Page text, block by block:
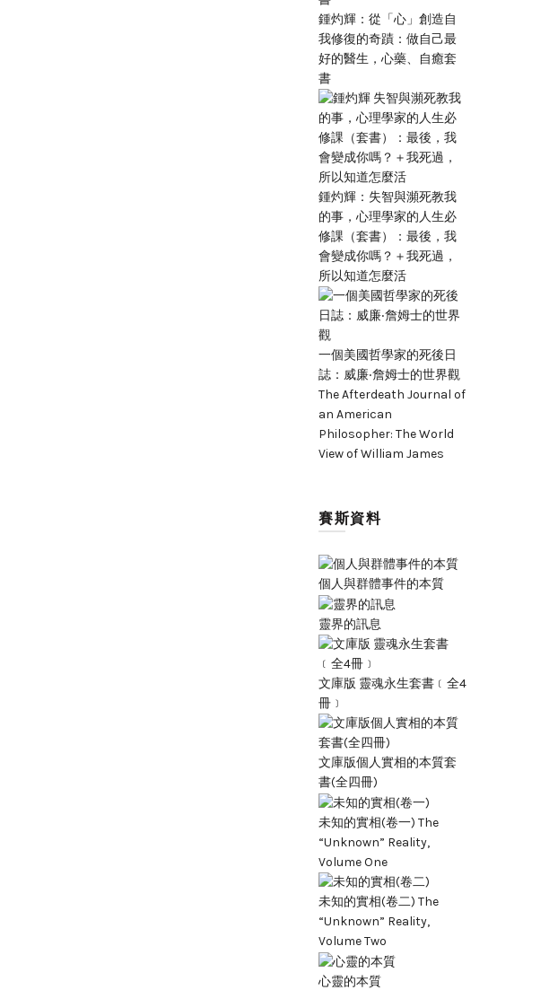
鍾灼輝：從「心」創造自
我修復的奇蹟：做自己最
好的醫生，心藥、自癒套
書
鍾灼輝：失智與瀕死教我
的事，心理學家的人生必
修課（套書）：最後，我
會變成你嗎？＋我死過，
所以知道怎麼活
一個美國哲學家的死後日
誌：威廉‧詹姆士的世界觀
The Afterdeath Journal of
an American
Philosopher: The World
View of William James
賽斯資料
個人與群體事件的本質
靈界的訊息
文庫版 靈魂永生套書﹝全4
冊﹞
文庫版個人實相的本質套
書(全四冊)
未知的實相(卷一) The
“Unknown” Reality,
Volume One
未知的實相(卷二) The
“Unknown” Reality,
Volume Two
心靈的本質